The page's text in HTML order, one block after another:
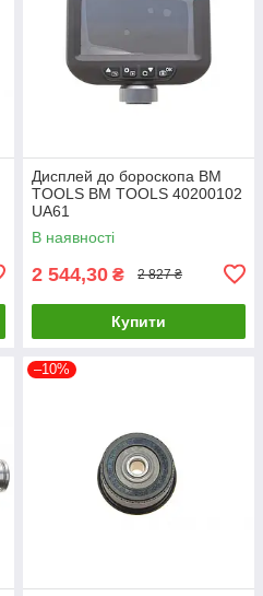
Дисплей до бороскопа BM
TOOLS BM TOOLS 40200102
UA61
В наявності
2 544,30 ₴ 2 827 ₴
Купити
–10%